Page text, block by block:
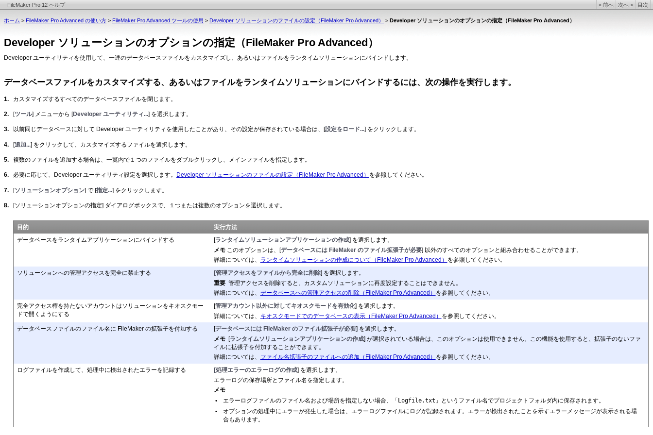
FileMaker Pro 12 ヘルプ 目次
次へ >
< 前へ
ホーム > FileMaker Pro Advanced の使い方 > FileMaker Pro Advanced ツールの使用 > Developer ソリューションのファイルの設定（FileMaker Pro Advanced） > Developer ソリューションのオプションの指定（FileMaker Pro Advanced）
Developer ソリューションのオプションの指定（FileMaker Pro Advanced）
Developer ユーティリティを使用して、一連のデータベースファイルをカスタマイズし、あるいはファイルをランタイムソリューションにバインドします。
データベースファイルをカスタマイズする、あるいはファイルをランタイムソ リューションにバインドするには、次の操作を実行します。
1. カスタマイズするすべてのデータベースファイルを閉じます。
2. [ツール] メニューから [Developer ユーティリティ...] を選択します。
3. 以前同じデータベースに対して Developer ユーティリティを使用したことがあり、その設定が保存されている場合は、[設定をロード...] をクリックします。
4. [追加...] をクリックして、カスタマイズするファイルを選択します。
5. 複数のファイルを追加する場合は、一覧内で１つのファイルをダブルクリックし、メインファイルを指定します。
6. 必要に応じて、Developer ユーティリティ設定を選択します。 Developer ソリューションのファイルの設定（FileMaker Pro Advanced） を参照してください。
7. [ソリューションオプション] で [指定...] をクリックします。
8. [ソリューションオプションの指定] ダイアログボックスで、１つまたは複数のオプションを選択します。
目的
実行方法
データベースをランタイムアプリケーションにバインドする [ランタイムソリューションアプリケーションの作成] を選択します。
メモこのオプションは、[データベースには FileMaker のファイル拡張子が必要] 以外のすべてのオプションと組み合わせることができます。
詳細については、
ランタイムソリューションの作成について（FileMaker Pro Advanced） を参照してください。
ソリューションへの管理アクセスを完全に禁止する [管理アクセスをファイルから完全に削除] を選択します。
重要管理アクセスを削除すると、カスタムソリューションに再度設定することはできません。
詳細については、 データベースへの管理アクセスの削除（FileMaker Pro Advanced） を参照してください。
完全アクセス権を持たないアカウントはソリューションをキオスクモー
ドで開くようにする
[管理アカウント以外に対してキオスクモードを有効化] を選択します。
詳細については、
キオスクモードでのデータベースの表示（FileMaker Pro Advanced） を参照してください。
データベースファイルのファイル名に FileMaker の拡張子を付加する [データベースには FileMaker のファイル拡張子が必要] を選択します。
メモ[ランタイムソリューションアプリケーションの作成] が選択されている場合は、このオプションは使用できません。この機能を使用すると、拡張子のないファ
イルに拡張子を付加することができます。
詳細については、
ファイル名拡張子のファイルへの追加（FileMaker Pro Advanced） を参照してください。
ログファイルを作成して、処理中に検出されたエラーを記録する [処理エラーのエラーログの作成] を選択します。
エラーログの保存場所とファイル名を指定します。
メモ
•
エラーログファイルのファイル名および場所を指定しない場合、「 Logfile.txt 」というファイル名でプロジェクトフォルダ内に保存されます。
•
オプションの処理中にエラーが発生した場合は、エラーログファイルにログが記録されます。エラーが検出されたことを示すエラーメッセージが表示される場
合もあります。